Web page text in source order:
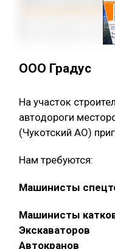
ООО Градус
На участок
автодороги
(Чукотский АО)
Нам требуются:
Машинисты
Машинисты
Экскаваторов
Автокранов